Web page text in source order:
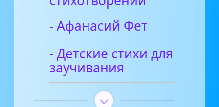
- Афанасий Фет
- Детские стихи для
заучивания